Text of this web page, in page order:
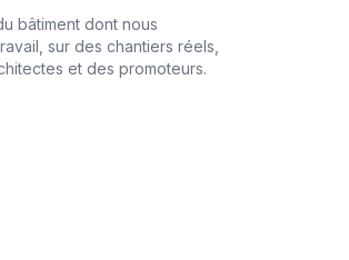
bâtiment dont nous
sur des chantiers réels,
et des promoteurs.